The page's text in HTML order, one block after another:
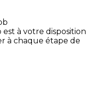
à votre disposition
à chaque étape de